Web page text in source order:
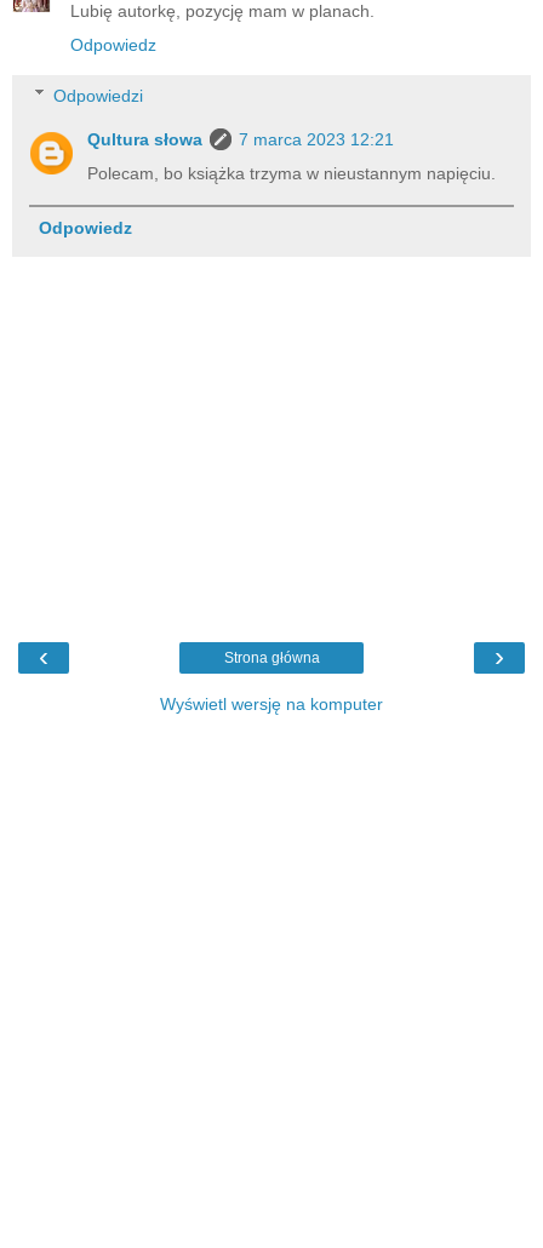
Lubię autorkę, pozycję mam w planach.
Odpowiedz
Odpowiedzi
Qultura słowa
7 marca 2023 12:21
Polecam, bo książka trzyma w nieustannym napięciu.
Odpowiedz
‹ ›
Strona główna
Wyświetl wersję na komputer